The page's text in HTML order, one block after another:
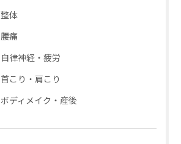
整体
腰痛
自律神経・疲労
首こり・肩こり
ボディメイク・産後